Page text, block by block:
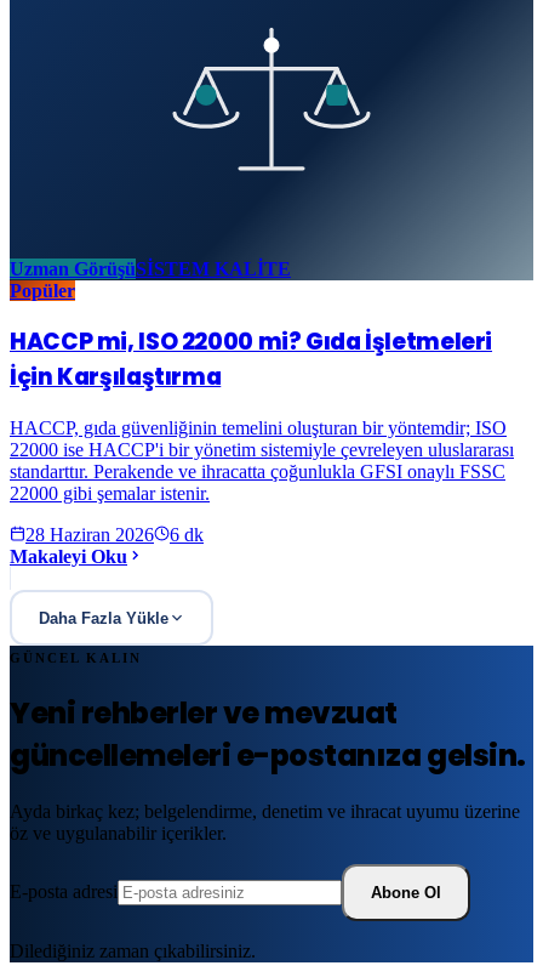
Uzman GörüşüSİSTEM KALİTE
Popüler
HACCP mi, ISO 22000 mi? Gıda İşletmeleri
İçin Karşılaştırma
HACCP, gıda güvenliğinin temelini oluşturan bir yöntemdir; ISO
22000 ise HACCP'i bir yönetim sistemiyle çevreleyen uluslararası
standarttır. Perakende ve ihracatta çoğunlukla GFSI onaylı FSSC
22000 gibi şemalar istenir.
28 Haziran 2026
6 dk
Makaleyi Oku
Daha Fazla Yükle
GÜNCEL KALIN
Yeni rehberler ve mevzuat
güncellemeleri e-postanıza gelsin.
Ayda birkaç kez; belgelendirme, denetim ve ihracat uyumu üzerine
öz ve uygulanabilir içerikler.
E-posta adresi Abone Ol
Dilediğiniz zaman çıkabilirsiniz.